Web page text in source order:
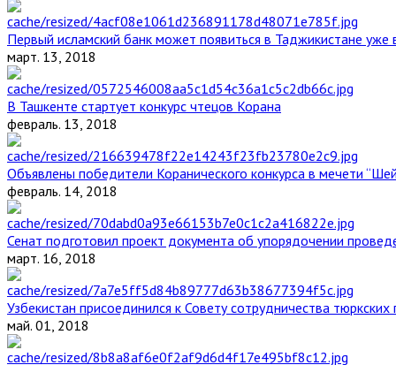
Первый исламский банк может появиться в Таджикистане уже
март. 13, 2018
В Ташкенте стартует конкурс чтецов Корана
февраль. 13, 2018
Объявлены победители Коранического конкурса в мечети
февраль. 14, 2018
Сенат подготовил проект документа об упорядочении
март. 16, 2018
Узбекистан присоединился к Совету сотрудничества тюркских
май. 01, 2018